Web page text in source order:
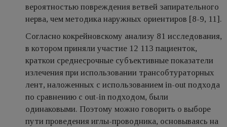
вероятностью повреждения ветвей запирательного
нерва, чем методика наружных ориентиров [8-9, 11].
Согласно кокрейновскому анализу 81 исследования,
в котором приняли участие 12 113 пациенток,
краткои среднесрочные субъективные показатели
излечения при использовании трансобтураторных
лент, наложенных с использованием in-out подхода
по сравнению с out-in подходом, были
одинаковыми. Поэтому можно говорить о выборе
пути проведения иглы-проводника, основываясь на